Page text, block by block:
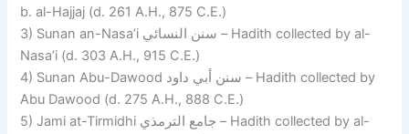
b. al-Hajjaj (d. 261 A.H., 875 C.E.)
3) Sunan an-Nasa’i سنن النسائي – Hadith collected by al-
Nasa’i (d. 303 A.H., 915 C.E.)
4) Sunan Abu-Dawood سنن أبي داود – Hadith collected by
Abu Dawood (d. 275 A.H., 888 C.E.)
5) Jami at-Tirmidhi جامع الترمذي – Hadith collected by al-